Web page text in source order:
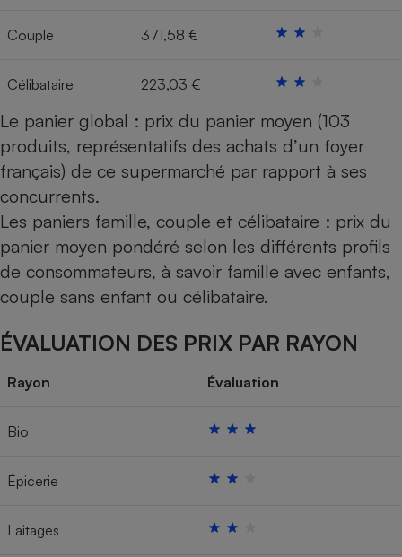
Couple 371,58 €
Célibataire 223,03 €
Le panier global : prix du panier moyen (103
produits, représentatifs des achats d’un foyer
français) de ce supermarché par rapport à ses
concurrents.
Les paniers famille, couple et célibataire : prix du
panier moyen pondéré selon les différents profils
de consommateurs, à savoir famille avec enfants,
couple sans enfant ou célibataire.
ÉVALUATION DES PRIX PAR RAYON
Rayon Évaluation
Bio
Épicerie
Laitages